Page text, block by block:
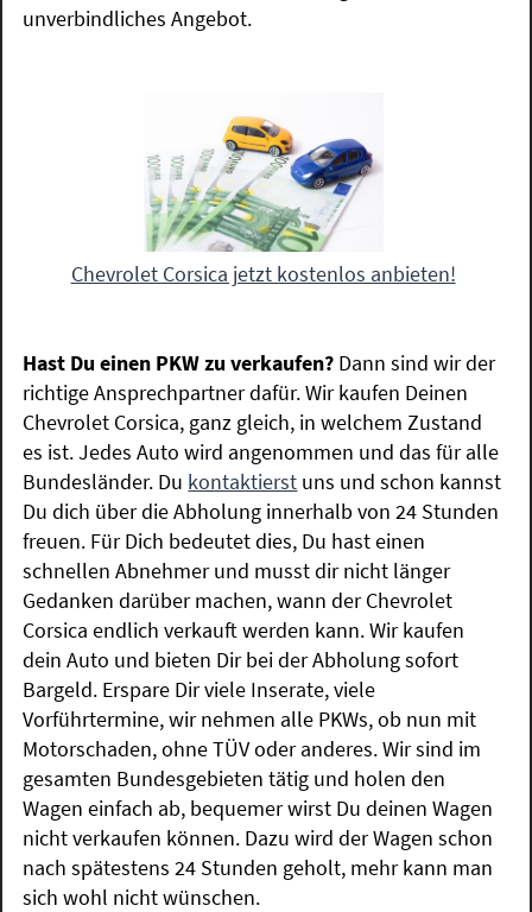
unverbindliches Angebot.
Chevrolet Corsica jetzt kostenlos anbieten!
Hast Du einen PKW zu verkaufen? Dann sind wir der
richtige Ansprechpartner dafür. Wir kaufen Deinen
Chevrolet Corsica, ganz gleich, in welchem Zustand
es ist. Jedes Auto wird angenommen und das für alle
Bundesländer. Du kontaktierst uns und schon kannst
Du dich über die Abholung innerhalb von 24 Stunden
freuen. Für Dich bedeutet dies, Du hast einen
schnellen Abnehmer und musst dir nicht länger
Gedanken darüber machen, wann der Chevrolet
Corsica endlich verkauft werden kann. Wir kaufen
dein Auto und bieten Dir bei der Abholung sofort
Bargeld. Erspare Dir viele Inserate, viele
Vorführtermine, wir nehmen alle PKWs, ob nun mit
Motorschaden, ohne TÜV oder anderes. Wir sind im
gesamten Bundesgebieten tätig und holen den
Wagen einfach ab, bequemer wirst Du deinen Wagen
nicht verkaufen können. Dazu wird der Wagen schon
nach spätestens 24 Stunden geholt, mehr kann man
sich wohl nicht wünschen.